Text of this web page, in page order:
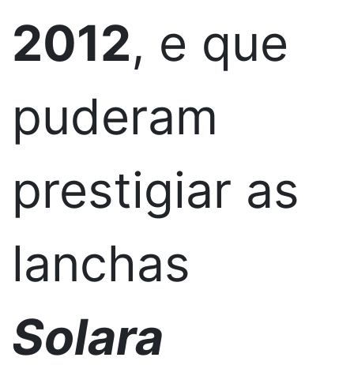
2012, e que
puderam
prestigiar as
lanchas
Solara